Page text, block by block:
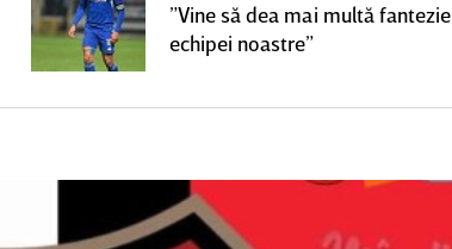
”Vine să dea mai multă fantezie
echipei noastre”